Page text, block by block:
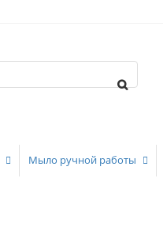
Мыло ручной работы